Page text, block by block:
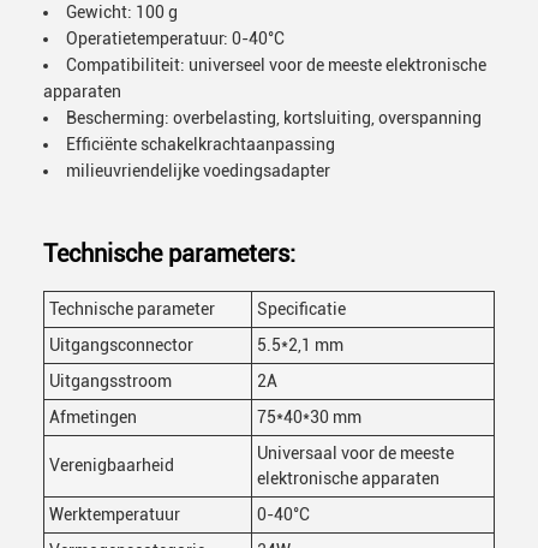
Gewicht: 100 g
Operatietemperatuur: 0-40°C
Compatibiliteit: universeel voor de meeste elektronische
apparaten
Bescherming: overbelasting, kortsluiting, overspanning
Efficiënte schakelkrachtaanpassing
milieuvriendelijke voedingsadapter
Technische parameters:
Technische parameter
Specificatie
Uitgangsconnector
5.5*2,1 mm
Uitgangsstroom
2A
Afmetingen
75*40*30 mm
Verenigbaarheid
Universaal voor de meeste
elektronische apparaten
Werktemperatuur
0-40°C